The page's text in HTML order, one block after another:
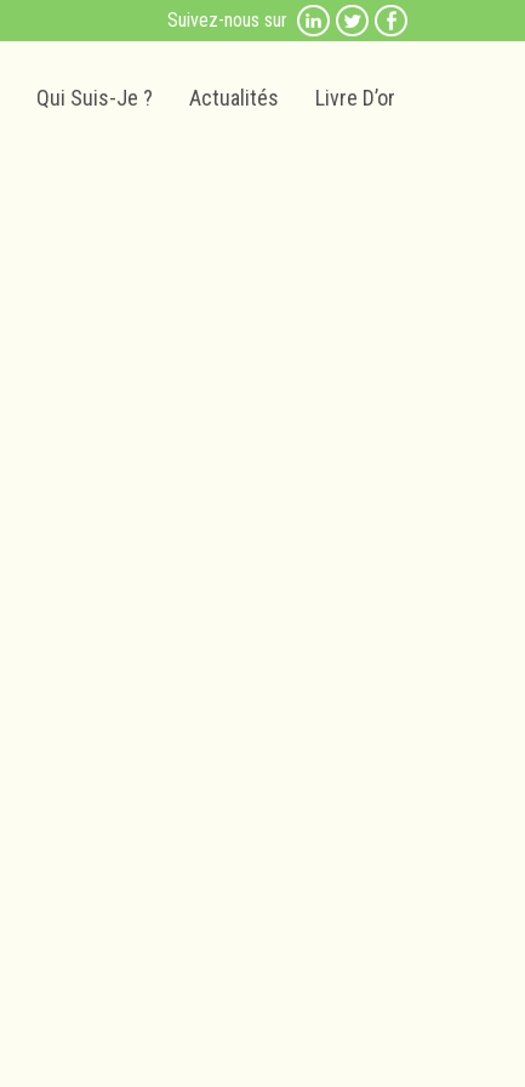
Suivez-nous sur
Qui Suis-Je ? Actualités Livre D’or